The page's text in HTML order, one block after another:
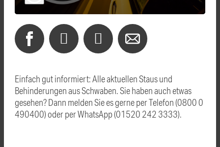
Einfach gut informiert: Alle aktuellen Staus und
Behinderungen aus Schwaben. Sie haben auch etwas
gesehen? Dann melden Sie es gerne per Telefon (0800 0
490400) oder per WhatsApp (01520 242 3333).